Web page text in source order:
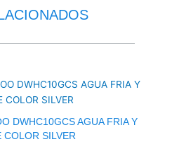
DWHC10GCS AGUA FRIA Y
COLOR SILVER
original
era:
$220.0.
actual
es:
$170.5.